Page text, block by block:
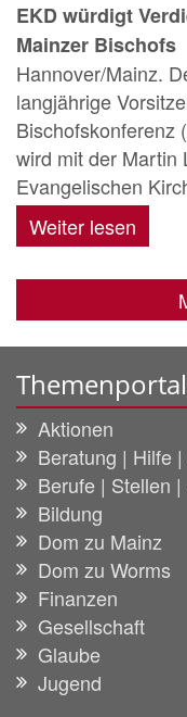
EKD würdigt
Mainzer Bischofs
Hannover/Mainz.
langjährige
Bischofskonferenz
wird mit der Martin
Evangelischen
Weiter lesen
Aktionen
Beratung | Hilfe
Berufe | Stellen
Bildung
Dom zu Mainz
Dom zu Worms
Finanzen
Gesellschaft
Glaube
Jugend